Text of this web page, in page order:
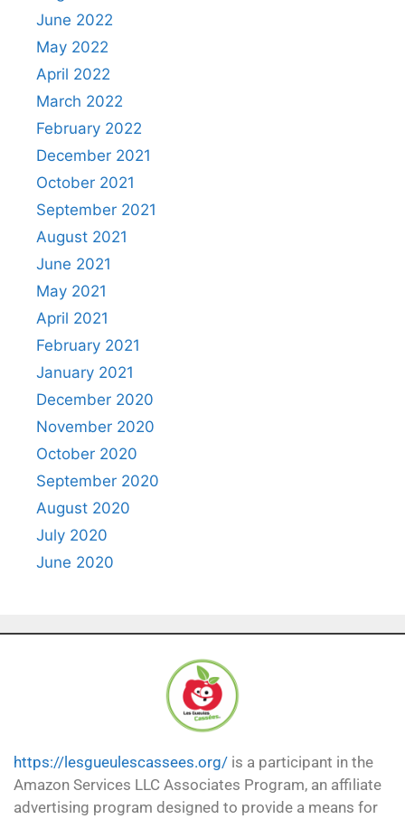
June 2022
May 2022
April 2022
March 2022
February 2022
December 2021
October 2021
September 2021
August 2021
June 2021
May 2021
April 2021
February 2021
January 2021
December 2020
November 2020
October 2020
September 2020
August 2020
July 2020
June 2020
https://lesgueulescassees.org/ is a participant in the
Amazon Services LLC Associates Program, an affiliate
advertising program designed to provide a means for